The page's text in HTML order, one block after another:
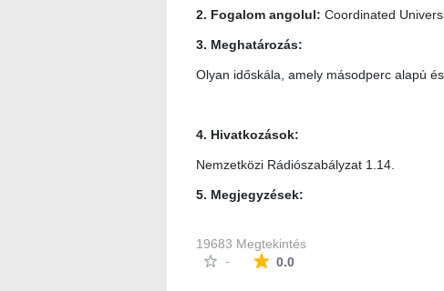
2. Fogalom angolul: Coordinated
3. Meghatározás:
Olyan időskála, amely másodperc alapú
4. Hivatkozások:
Nemzetközi Rádiószabályzat 1.14.
5. Megjegyzések:
19683 Megtekintés
-
0.0Az átlagos minősítés 0